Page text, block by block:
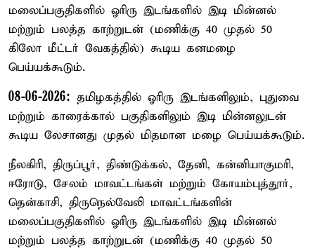
மலைப்பகுதிகளில் ஓரிரு இடங்களில் இடி மின்னல்
மற்றும் பலத்த காற்றுடன் (மணிக்கு 40 முதல் 50
கிலோ மீட்டர் வேகத்தில்) கூடிய கனமழை
பெய்யக்கூடும்.
08-06-2026: தமிழகத்தில் ஓரிரு இடங்களிலும், புதுவை
மற்றும் காரைக்கால் பகுதிகளிலும் இடி மின்னலுடன்
கூடிய லேசானது முதல் மிதமான மழை பெய்யக்கூடும்.
நீலகிரி, திருப்பூர், திண்டுக்கல், தேனி, கன்னியாகுமரி,
ஈரோடு, சேலம் மாவட்டங்கள் மற்றும் கோயம்புத்தூர்,
தென்காசி, திருநெல்வேலி மாவட்டங்களின்
மலைப்பகுதிகளில் ஓரிரு இடங்களில் இடி மின்னல்
மற்றும் பலத்த காற்றுடன் (மணிக்கு 40 முதல் 50